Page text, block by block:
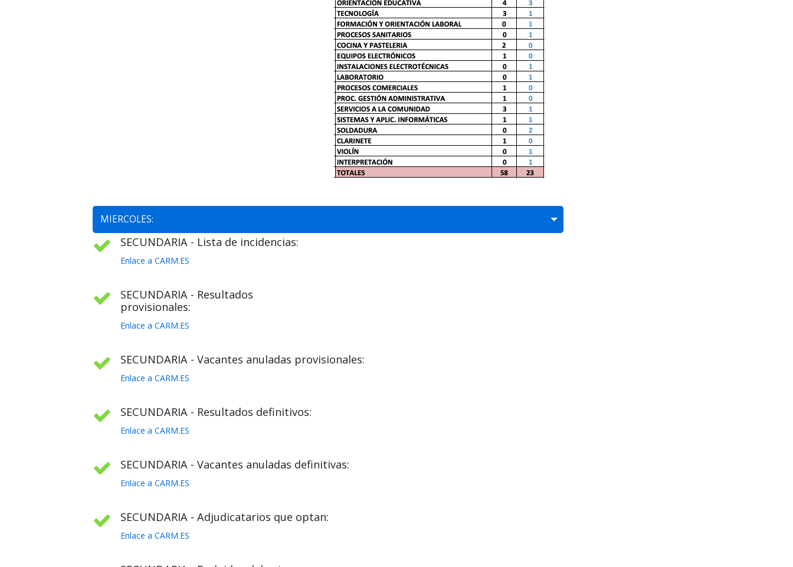
MIERCOLES:
SECUNDARIA - Lista de incidencias:
Enlace a CARM.ES
SECUNDARIA - Resultados
provisionales:
Enlace a CARM.ES
SECUNDARIA - Vacantes anuladas provisionales:
Enlace a CARM.ES
SECUNDARIA - Resultados definitivos:
Enlace a CARM.ES
SECUNDARIA - Vacantes anuladas definitivas:
Enlace a CARM.ES
SECUNDARIA - Adjudicatarios que optan:
Enlace a CARM.ES